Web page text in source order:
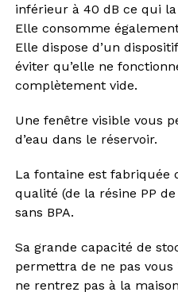
inférieur à 40 dB ce qui
Elle consomme
Elle dispose d’un
éviter qu’elle ne
complètement vide.
Une fenêtre visible vous
d’eau dans le réservoir.
La fontaine est fabriquée
qualité (de la résine PP
sans BPA.
Sa grande capacité de
permettra de ne pas
ne rentrez pas à la